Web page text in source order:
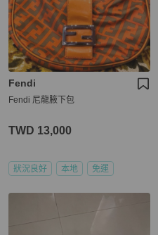
Fendi
Fendi 尼龍腋下包
TWD 13,000
狀況良好 本地 免運